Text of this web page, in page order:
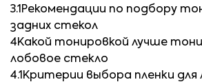
3.1 Рекомендации по подбору
задних стекол
4Какой тонировкой лучше
лобовое стекло
4.1 Критерии выбора пленки для